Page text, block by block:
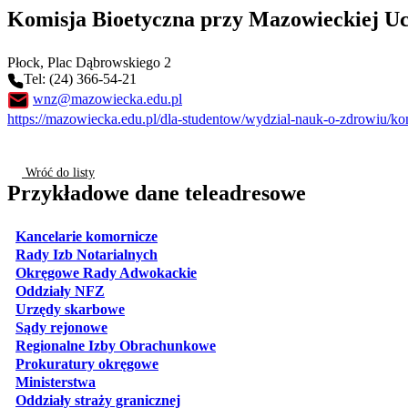
Komisja Bioetyczna przy Mazowieckiej
Płock, Plac Dąbrowskiego 2
Tel: (24) 366-54-21
wnz@mazowiecka.edu.pl
https://mazowiecka.edu.pl/dla-studentow/wydzial-nauk-o-zdrowiu/
Wróć do listy
Przykładowe dane teleadresowe
Kancelarie komorniczeotwiera się w nowej karcie
Rady Izb Notarialnych
Okręgowe Rady Adwokackieotwiera się w nowej karcie
Oddziały NFZ
Urzędy skarboweotwiera się w nowej karcie
Sądy rejonoweotwiera się w nowej karcie
Regionalne Izby Obrachunkoweotwiera się w nowej karcie
Prokuratury okręgoweotwiera się w nowej karcie
Ministerstwa
Oddziały straży granicznejotwiera się w nowej karcie